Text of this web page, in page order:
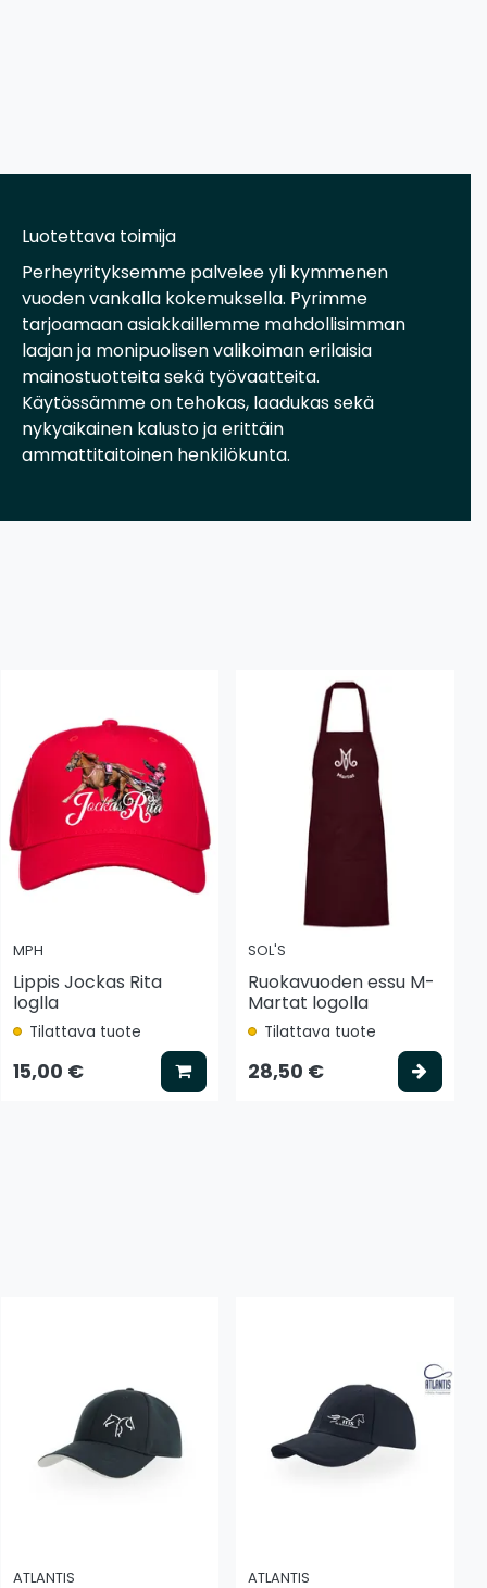
Luotettava toimija
Perheyrityksemme palvelee yli kymmenen
vuoden vankalla kokemuksella. Pyrimme
tarjoamaan asiakkaillemme mahdollisimman
laajan ja monipuolisen valikoiman erilaisia
mainostuotteita sekä työvaatteita.
Käytössämme on tehokas, laadukas sekä
nykyaikainen kalusto ja erittäin
ammattitaitoinen henkilökunta.
vaihtoehto
MPH
Lippis Jockas Rita
loglla
Tilattava tuote
15,00 € Lisää koriin
SOL'S
Ruokavuoden essu M-
Martat logolla
Tilattava tuote
28,50 €
ATLANTIS ATLANTIS